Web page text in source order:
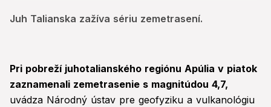
Juh Talianska zažíva sériu zemetrasení.
Pri pobreží juhotalianského regiónu Apúlia v piatok
zaznamenali zemetrasenie s magnitúdou 4,7,
uvádza Národný ústav pre geofyziku a vulkanológiu